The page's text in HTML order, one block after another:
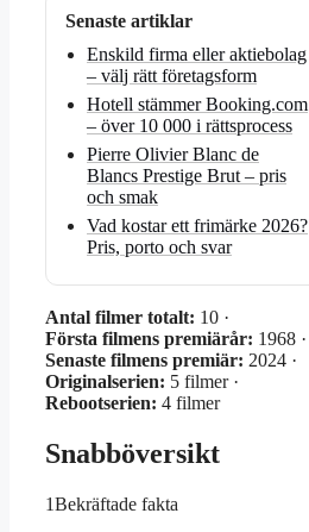
Senaste artiklar
Enskild firma eller aktiebolag
– välj rätt företagsform
Hotell stämmer Booking.com
– över 10 000 i rättsprocess
Pierre Olivier Blanc de
Blancs Prestige Brut – pris
och smak
Vad kostar ett frimärke 2026?
Pris, porto och svar
Antal filmer totalt: 10 ·
Första filmens premiärår: 1968 ·
Senaste filmens premiär: 2024 ·
Originalserien: 5 filmer ·
Rebootserien: 4 filmer
Snabböversikt
1Bekräftade fakta